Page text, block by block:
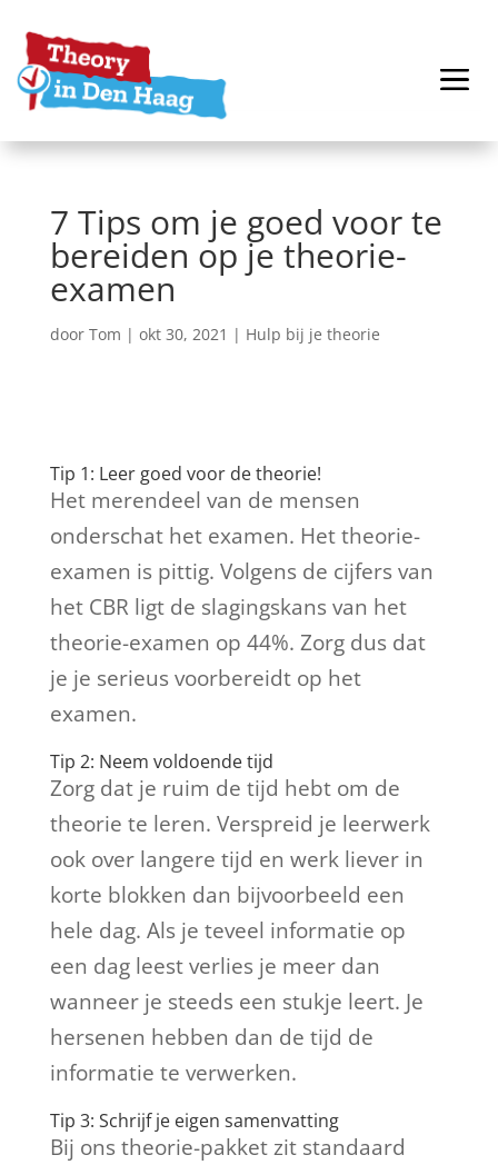
7 Tips om je goed voor te
bereiden op je theorie-
examen
door Tom | okt 30, 2021 | Hulp bij je theorie
Tip 1: Leer goed voor de theorie!
Het merendeel van de mensen
onderschat het examen. Het theorie-
examen is pittig. Volgens de cijfers van
het CBR ligt de slagingskans van het
theorie-examen op 44%. Zorg dus dat
je je serieus voorbereidt op het
examen.
Tip 2: Neem voldoende tijd
Zorg dat je ruim de tijd hebt om de
theorie te leren. Verspreid je leerwerk
ook over langere tijd en werk liever in
korte blokken dan bijvoorbeeld een
hele dag. Als je teveel informatie op
een dag leest verlies je meer dan
wanneer je steeds een stukje leert. Je
hersenen hebben dan de tijd de
informatie te verwerken.
Tip 3: Schrijf je eigen samenvatting
Bij ons theorie-pakket zit standaard